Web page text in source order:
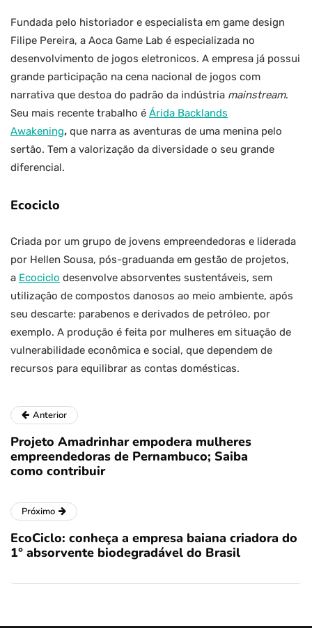
Fundada pelo historiador e especialista em game design
Filipe Pereira, a Aoca Game Lab é especializada no
desenvolvimento de jogos eletronicos. A empresa já possui
grande participação na cena nacional de jogos com
narrativa que destoa do padrão da indústria mainstream.
Seu mais recente trabalho é Árida Backlands
Awakening, que narra as aventuras de uma menina pelo
sertão. Tem a valorização da diversidade o seu grande
diferencial.
Ecociclo
Criada por um grupo de jovens empreendedoras e liderada
por Hellen Sousa, pós-graduanda em gestão de projetos,
a Ecociclo desenvolve absorventes sustentáveis, sem
utilização de compostos danosos ao meio ambiente, após
seu descarte: parabenos e derivados de petróleo, por
exemplo. A produção é feita por mulheres em situação de
vulnerabilidade econômica e social, que dependem de
recursos para equilibrar as contas domésticas.
Anterior
Projeto Amadrinhar empodera mulheres
empreendedoras de Pernambuco; Saiba
como contribuir
Próximo
EcoCiclo: conheça a empresa baiana criadora do
1° absorvente biodegradável do Brasil